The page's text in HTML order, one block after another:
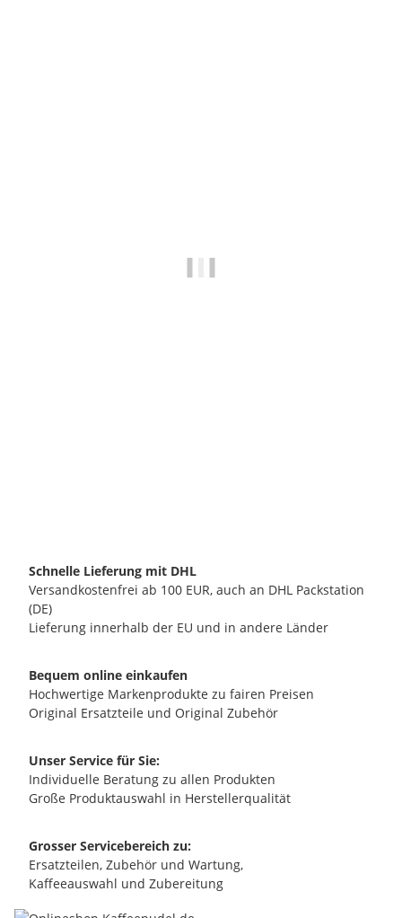
Schnelle Lieferung mit DHL
Versandkostenfrei ab 100 EUR, auch an DHL Packstation
(DE)
Lieferung innerhalb der EU und in andere Länder
Bequem online einkaufen
Hochwertige Markenprodukte zu fairen Preisen
Original Ersatzteile und Original Zubehör
Unser Service für Sie:
Individuelle Beratung zu allen Produkten
Große Produktauswahl in Herstellerqualität
Grosser Servicebereich zu:
Ersatzteilen, Zubehör und Wartung,
Kaffeeauswahl und Zubereitung